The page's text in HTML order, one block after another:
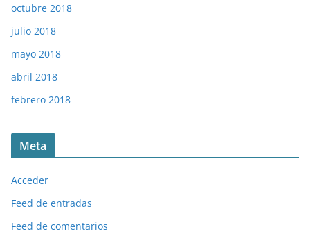
octubre 2018
julio 2018
mayo 2018
abril 2018
febrero 2018
Meta
Acceder
Feed de entradas
Feed de comentarios